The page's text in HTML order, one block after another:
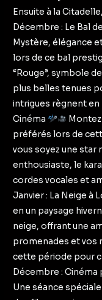
Ensuite à la
Décembre : Le Bal
Mystère, élégance
lors de ce bal
“Rouge”, symbole
plus belles tenues
intrigues règnent en
Cinéma
préférés lors de
vous soyez une star
enthousiaste, le
cordes vocales et
Janvier : La Neige à
en un paysage
neige, offrant une
promenades et vos
cette période pour
Décembre :
Une séance